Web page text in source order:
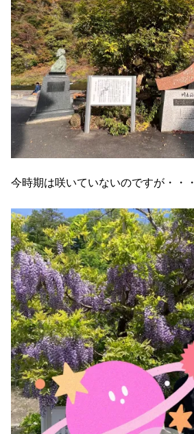
今時期は咲いていないのですが・・・